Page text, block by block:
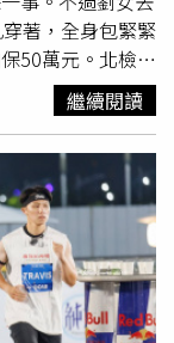
著，全身包緊緊
50萬元。北檢起
第3 條第 1項後
條第 1 項洗錢等
檢，事後網友紛
學的 高學歷
，過
已為人母，當天
站上自介還寫著
到北檢應訊時，
學踢以及深褐色
低，相當低調。
繼續閱讀